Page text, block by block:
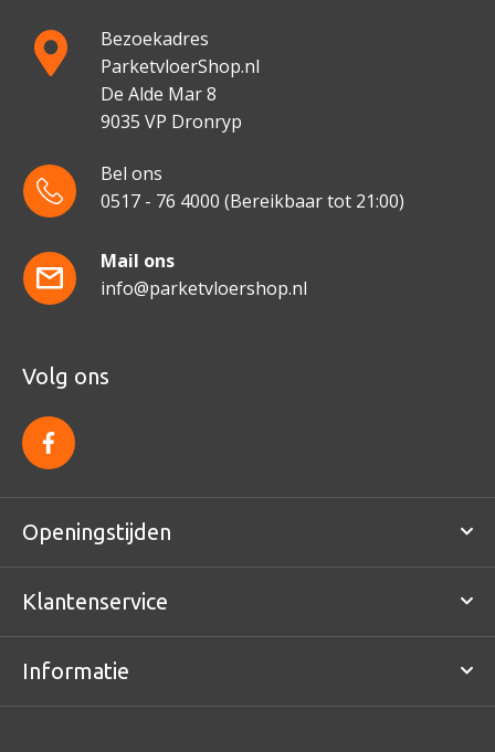
Bezoekadres
ParketvloerShop.nl
De Alde Mar 8
9035 VP Dronryp
Bel ons
0517 - 76 4000 (Bereikbaar tot 21:00)
Mail ons
info@parketvloershop.nl
Volg ons
f
a
c
e
o
o
Openingstijden
Klantenservice
Informatie